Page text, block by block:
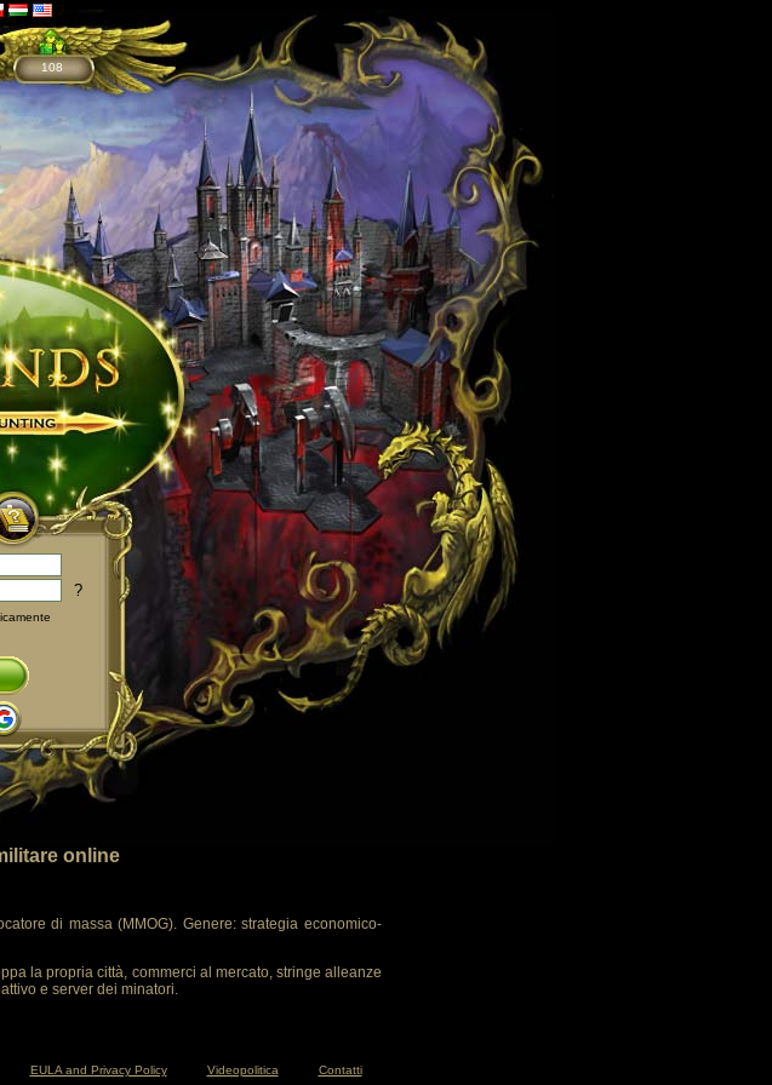
108
?
online
di massa (MMOG). Genere: strategia economico-
la propria città, commerci al mercato, stringe alleanze
e server dei minatori.
EULA and Privacy Policy Videopolitica Contatti